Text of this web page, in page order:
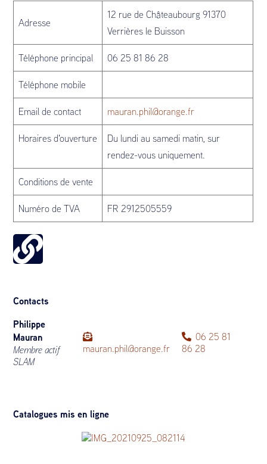
Adresse
12 rue de Châteaubourg 91370
Verrières le Buisson
Téléphone principal 06 25 81 86 28
Téléphone mobile
Email de contact mauran.phil@orange.fr
Horaires d'ouverture
Du lundi au samedi matin, sur
rendez-vous uniquement.
Conditions de vente
Numéro de TVA FR 2912505559
Contacts
Philippe
Mauran
Membre actif
SLAM
mauran.phil@orange.fr
06 25 81
86 28
Catalogues mis en ligne